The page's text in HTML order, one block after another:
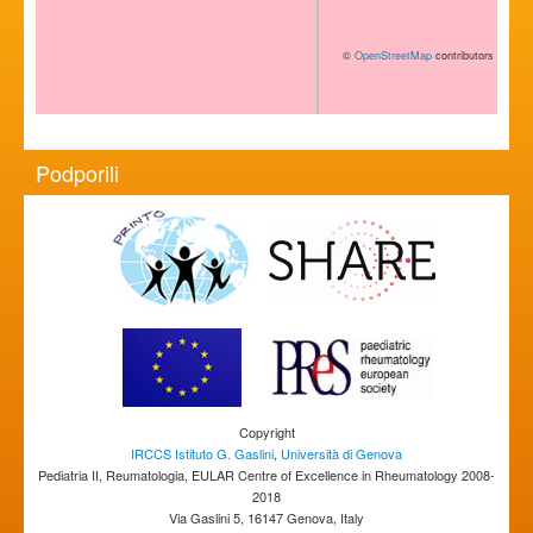
© OpenStreetMap contributors
Podporili
Copyright
IRCCS Istituto G. Gaslini, Università di Genova
Pediatria II, Reumatologia, EULAR Centre of Excellence in Rheumatology 2008-
2018
Via Gaslini 5, 16147 Genova, Italy